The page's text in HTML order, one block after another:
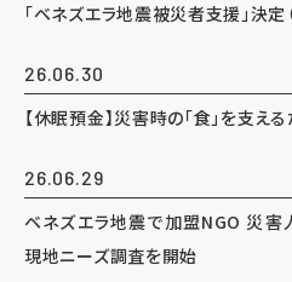
「ベネズエラ地震被災者支援」決定
26.06.30
【休眠預金】災害時の「食」を支え
26.06.29
ベネズエラ地震で加盟NGO 災
現地ニーズ調査を開始